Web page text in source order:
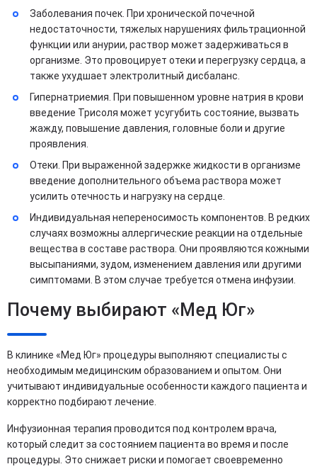
Заболевания почек. При хронической почечной
недостаточности, тяжелых нарушениях фильтрационной
функции или анурии, раствор может задерживаться в
организме. Это провоцирует отеки и перегрузку сердца, а
также ухудшает электролитный дисбаланс.
Гипернатриемия. При повышенном уровне натрия в крови
введение Трисоля может усугубить состояние, вызвать
жажду, повышение давления, головные боли и другие
проявления.
Отеки. При выраженной задержке жидкости в организме
введение дополнительного объема раствора может
усилить отечность и нагрузку на сердце.
Индивидуальная непереносимость компонентов. В редких
случаях возможны аллергические реакции на отдельные
вещества в составе раствора. Они проявляются кожными
высыпаниями, зудом, изменением давления или другими
симптомами. В этом случае требуется отмена инфузии.
Почему выбирают «Мед Юг»
В клинике «Мед Юг» процедуры выполняют специалисты с
необходимым медицинским образованием и опытом. Они
учитывают индивидуальные особенности каждого пациента и
корректно подбирают лечение.
Инфузионная терапия проводится под контролем врача,
который следит за состоянием пациента во время и после
процедуры. Это снижает риски и помогает своевременно